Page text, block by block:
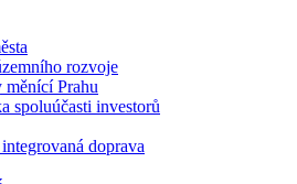
rozvoje
měnící Prahu
spoluúčasti investorů
doprava